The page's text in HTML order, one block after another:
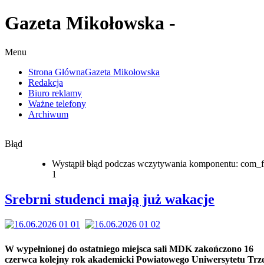
Gazeta Mikołowska -
Menu
Strona GłównaGazeta Mikołowska
Redakcja
Biuro reklamy
Ważne telefony
Archiwum
Błąd
Wystąpił błąd podczas wczytywania komponentu:
1
Srebrni studenci mają już wakacje
W wypełnionej do ostatniego miejsca sali MDK zakończono 16
czerwca kolejny rok akademicki Powiatowego Uniwersytetu